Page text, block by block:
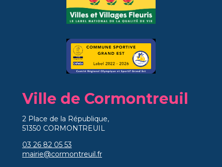
Ville de Cormontreuil
2 Place de la République,
51350 CORMONTREUIL
03 26 82 05 53
mairie@cormontreuil.fr